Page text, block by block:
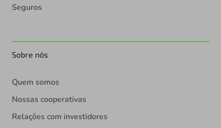
Seguros
Sobre nós
Quem somos
Nossas cooperativas
Relações com investidores